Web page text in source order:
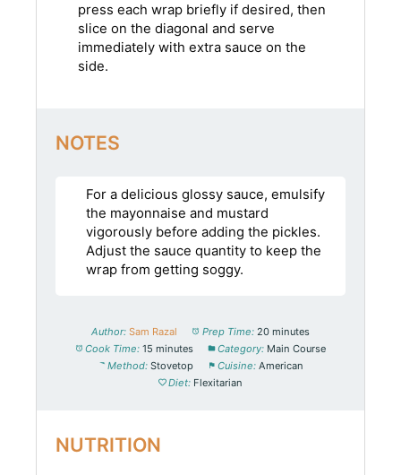
press each wrap briefly if desired, then
slice on the diagonal and serve
immediately with extra sauce on the
side.
NOTES
For a delicious glossy sauce, emulsify
the mayonnaise and mustard
vigorously before adding the pickles.
Adjust the sauce quantity to keep the
wrap from getting soggy.
Author: Sam Razal Prep Time: 20 minutes
Cook Time: 15 minutes Category: Main Course
Method: Stovetop Cuisine: American
Diet: Flexitarian
NUTRITION